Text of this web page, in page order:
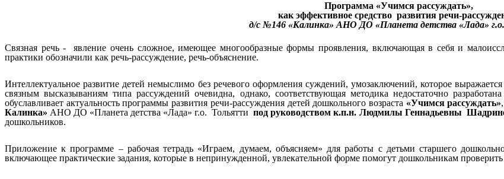
Программа «Учимся рассуждать»,
как эффективное средство развития речи-
д/с №146 «Калинка» АНО ДО «Планета детства «Лада»
Связная речь - явление очень сложное, имеющее многообразные формы проявления, включающая в себя и
практики обозначили как речь-рассуждение, речь-объяснение.
Интеллектуальное развитие детей немыслимо без речевого оформления суждений, умозаключений, которое
связным высказываниям типа рассуждений очевидна, однако, соответствующая методика недостаточно
обуславливает актуальность программы развития речи-рассуждения детей дошкольного возраста «Учимся рассуждать»
Калинка» АНО ДО «Планета детства «Лада» г.о. Тольяттипод руководством к.п.н. Людмилы Геннадьевны
дошкольников.
Приложение к программе – рабочая тетрадь «Играем, думаем, объясняем» для работы с детьми старшего
включающее практические задания, которые в непринужденной, увлекательной форме помогут дошкольникам